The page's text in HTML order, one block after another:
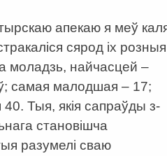
апекаю я меў
сярод іх
моладзь, найчасцей –
самая малодшая – 17;
Тыя, якія сапраўды з-
становішча
разумелі сваю